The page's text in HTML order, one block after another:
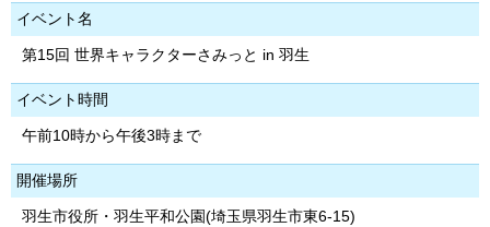
イベント名
第15回 世界キャラクターさみっと in 羽生
イベント時間
午前10時から午後3時まで
開催場所
羽生市役所・羽生平和公園(埼玉県羽生市東6-15)